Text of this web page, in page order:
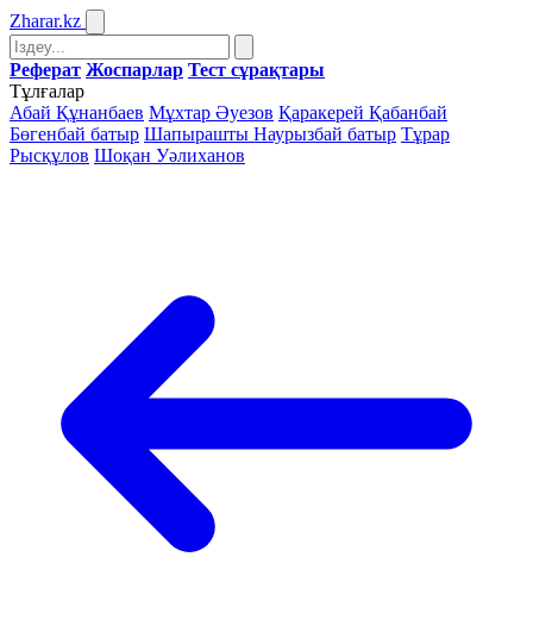
Zharar.kz
Реферат Жоспарлар Тест сұрақтары
Тұлғалар
Абай Құнанбаев Мұхтар Әуезов Қаракерей Қабанбай
Бөгенбай батыр Шапырашты Наурызбай батыр Тұрар
Рысқұлов Шоқан Уәлиханов